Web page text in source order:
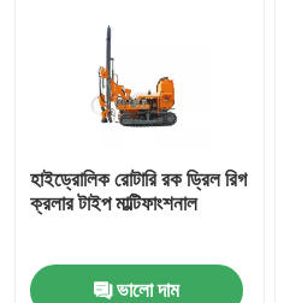
হাইড্রোলিক রোটারি রক ড্রিল রিগ
ক্রলার টাইপ মাল্টিফাংশনাল
ভালো দাম